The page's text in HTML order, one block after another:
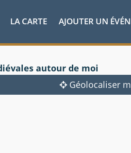
LA CARTE AJOUTER UN
autour de moi
Géolocaliser